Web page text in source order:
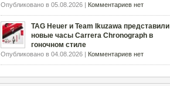
Опубликовано в 05.08.2026 | Комментариев нет
TAG Heuer и Team Ikuzawa представили
новые часы Carrera Chronograph в
гоночном стиле
Опубликовано в 04.08.2026 | Комментариев нет